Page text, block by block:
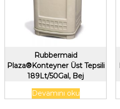
Rubbermaid
Plaza®Konteyner Üst Tepsili
189Lt/50Gal, Bej
Devamını oku